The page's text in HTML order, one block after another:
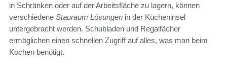
in Schränken oder auf der Arbeitsfläche zu lagern, können
verschiedene Stauraum Lösungen in der Kücheninsel
untergebracht werden. Schubladen und Regalfächer
ermöglichen einen schnellen Zugriff auf alles, was man beim
Kochen benötigt.